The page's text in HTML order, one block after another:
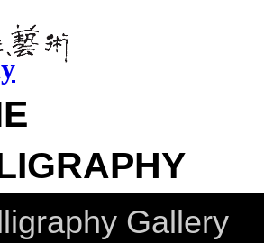
Gallery